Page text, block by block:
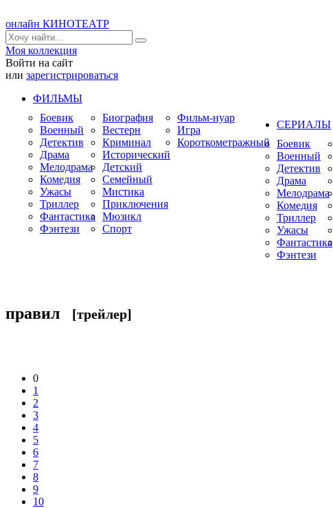
онлайн КИНОТЕАТР
Моя коллекция
Войти на сайт
или зарегистрироваться
ФИЛЬМЫ
Боевик
Военный
Детектив
Драма
Мелодрама
Комедия
Ужасы
Триллер
Фантастика
Фэнтези
Биография
Вестерн
Криминал
Исторический
Детский
Семейный
Мистика
Приключения
Мюзикл
Спорт
Фильм-нуар
Игра
Короткометражный
СЕРИАЛЫ
Боевик
Военный
Детектив
Драма
Мелодрама
Комедия
Триллер
Ужасы
Фантастика
Фэнтези
правил
[трейлер]
0
1
2
3
4
5
6
7
8
9
10